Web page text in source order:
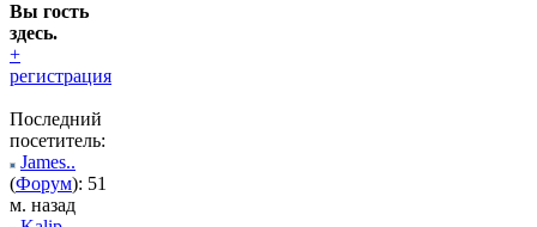
Вы гость
здесь.
+
регистрация
Последний
посетитель:
James..
(Форум): 51
м. назад